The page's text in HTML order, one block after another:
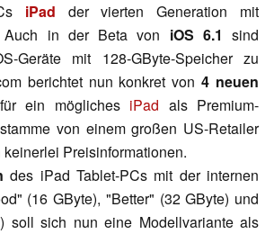
iPad der vierten Generation mit
Auch in der Beta von iOS 6.1 sind
Geräte mit 128-GByte-Speicher zu
berichtet nun konkret von4 neuen
für ein mögliches iPad als Premium-
von einem großen US-Retailer
Preisinformationen.
des iPad Tablet-PCs mit der internen
(16 GByte), "Better" (32 GByte) und
soll sich nun eine Modellvariante als